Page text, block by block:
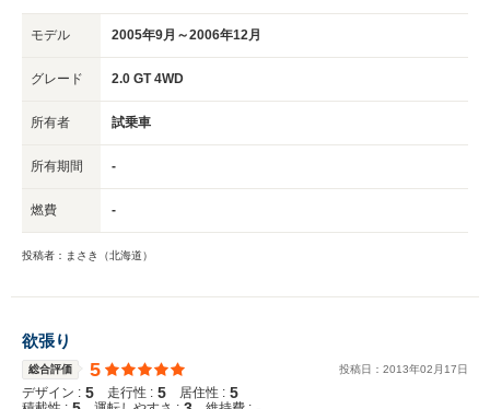
モデル 2005年9月～2006年12月
グレード 2.0 GT 4WD
所有者 試乗車
所有期間 -
燃費 -
投稿者：まさき（北海道）
欲張り
総合評価 5 投稿日： 2013年02 月 17日
デザイン : 5 走行性 : 5 居住性 : 5